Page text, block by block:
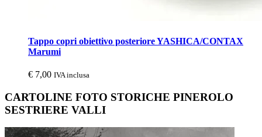
Tappo copri obiettivo posteriore YASHICA/CONTAX
Marumi
€ 7,00 IVA inclusa
CARTOLINE FOTO STORICHE PINEROLO
SESTRIERE VALLI